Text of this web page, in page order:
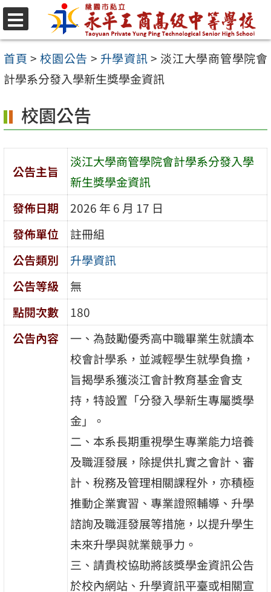
跳
至
主
要
容
區
首頁 > 校園公告 > 升學資訊> 淡江大學商管學院會
計學系分發入學新生獎學金資訊
校園公告
公告主旨
淡江大學商管學院會計學系分發入學
新生獎學金資訊
發佈日期
2026 年 6 月 17 日
發佈單位
註冊組
公告類別
升學資訊
公告等級
無
點閱次數
180
公告內容
一、為鼓勵優秀高中職畢業生就讀本
校會計學系，並減輕學生就學負擔，
旨揭學系獲淡江會計教育基金會支
持，特設置「分發入學新生專屬獎學
金」。
二、本系長期重視學生專業能力培養
及職涯發展，除提供扎實之會計、審
計、稅務及管理相關課程外，亦積極
推動企業實習、專業證照輔導、升學
諮詢及職涯發展等措施，以提升學生
未來升學與就業競爭力。
三、請貴校協助將該獎學金資訊公告
於校內網站、升學資訊平臺或相關宣
選
單